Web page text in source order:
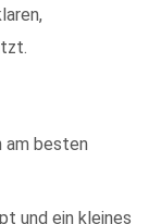
am besten
und ein kleines